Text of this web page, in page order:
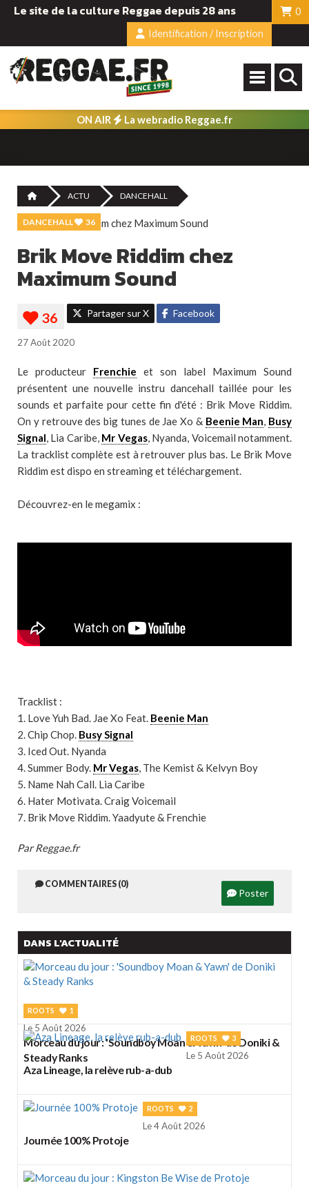
Le site de la culture Reggae depuis 28 ans
0
Identification / Inscription
ON AIR La webradio Reggae.fr
ACTU DANCEHALL
DANCEHALL 36
Brik Move Riddim chez
Maximum Sound
Partager sur X Facebook
27 Août 2020
Le producteur Frenchie et son label Maximum Sound
présentent une nouvelle instru dancehall taillée pour les
sounds et parfaite pour cette fin d'été : Brik Move Riddim.
On y retrouve des big tunes de Jae Xo & Beenie Man, Busy
Signal, Lia Caribe, Mr Vegas, Nyanda, Voicemail notamment.
La tracklist complète est à retrouver plus bas. Le Brik Move
Riddim est dispo en streaming et téléchargement.
Découvrez-en le megamix :
Tracklist :
1. Love Yuh Bad. Jae Xo Feat. Beenie Man
2. Chip Chop. Busy Signal
3. Iced Out. Nyanda
4. Summer Body. Mr Vegas, The Kemist & Kelvyn Boy
5. Name Nah Call. Lia Caribe
6. Hater Motivata. Craig Voicemail
7. Brik Move Riddim. Yaadyute & Frenchie
Par Reggae.fr
COMMENTAIRES (0)
Poster
DANS L'ACTUALITÉ
ROOTS 1
Le 5 Août 2026
Morceau du jour : 'Soundboy Moan & Yawn' de Doniki &
Steady Ranks
ROOTS 3
Le 5 Août 2026
Aza Lineage, la relève rub-a-dub
ROOTS 2
Le 4 Août 2026
Journée 100% Protoje